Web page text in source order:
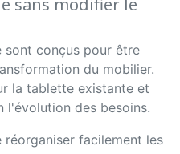
sans modifier le
sont conçus pour être
du mobilier.
la tablette existante et
l'évolution des besoins.
facilement les